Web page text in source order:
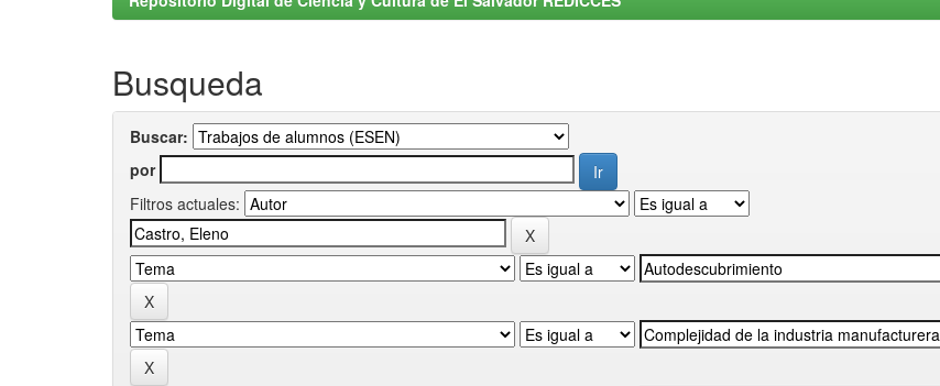
Busqueda
Buscar:
por
Filtros actuales: